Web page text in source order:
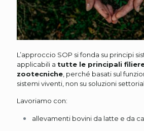
L’approccio SOP si fonda su principi
applicabili a tutte le principali
zootecniche , perché basati sul
sistemi viventi, non su soluzioni
Lavoriamo con:
allevamenti bovini da latte e da